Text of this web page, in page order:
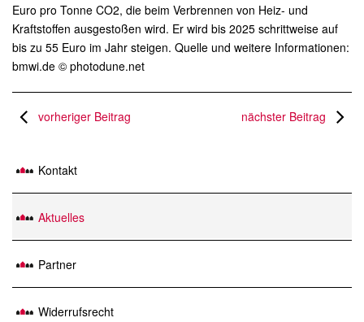
Euro pro Tonne CO2, die beim Verbrennen von Heiz- und
Kraftstoffen ausgestoßen wird. Er wird bis 2025 schrittweise auf
bis zu 55 Euro im Jahr steigen. Quelle und weitere Informationen:
bmwi.de © photodune.net
vorheriger Beitrag nächster Beitrag
Kontakt
Aktuelles
Partner
Widerrufsrecht